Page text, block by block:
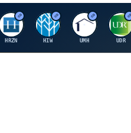
H
HRZN
H
HIW
U
UMH
U
UDR